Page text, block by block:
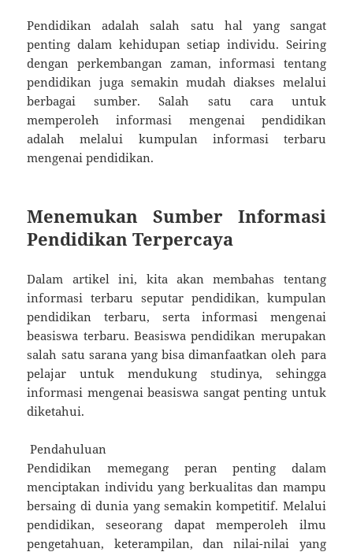
Pendidikan adalah salah satu hal yang sangat
penting dalam kehidupan setiap individu. Seiring
dengan perkembangan zaman, informasi tentang
pendidikan juga semakin mudah diakses melalui
berbagai sumber. Salah satu cara untuk
memperoleh informasi mengenai pendidikan
adalah melalui kumpulan informasi terbaru
mengenai pendidikan.
Menemukan Sumber Informasi
Pendidikan Terpercaya
Dalam artikel ini, kita akan membahas tentang
informasi terbaru seputar pendidikan, kumpulan
pendidikan terbaru, serta informasi mengenai
beasiswa terbaru. Beasiswa pendidikan merupakan
salah satu sarana yang bisa dimanfaatkan oleh para
pelajar untuk mendukung studinya, sehingga
informasi mengenai beasiswa sangat penting untuk
diketahui.
Pendahuluan
Pendidikan memegang peran penting dalam
menciptakan individu yang berkualitas dan mampu
bersaing di dunia yang semakin kompetitif. Melalui
pendidikan, seseorang dapat memperoleh ilmu
pengetahuan, keterampilan, dan nilai-nilai yang